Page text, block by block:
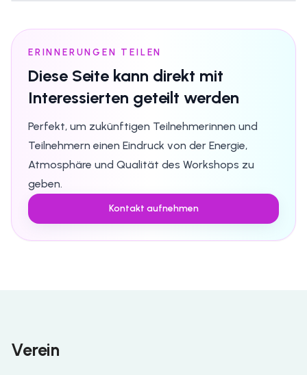
ERINNERUNGEN TEILEN
Diese Seite kann direkt mit
Interessierten geteilt werden
Perfekt, um zukünftigen Teilnehmerinnen und
Teilnehmern einen Eindruck von der Energie,
Atmosphäre und Qualität des Workshops zu
geben.
Kontakt aufnehmen
Verein